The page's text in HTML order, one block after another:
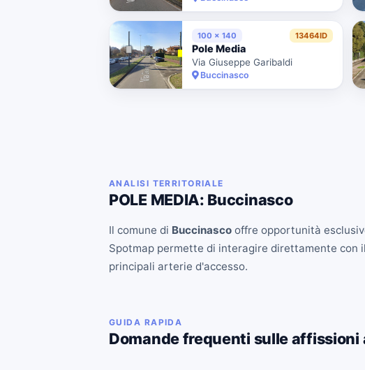
100 x 140 13464ID
Pole Media
Via Giuseppe Garibaldi
Buccinasco
ANALISI TERRITORIALE
POLE MEDIA: Buccinasco
Il comune di Buccinasco offre opportunità
Spotmap permette di interagire direttamente
principali arterie d'accesso.
GUIDA RAPIDA
Domande frequenti sulle affissioni